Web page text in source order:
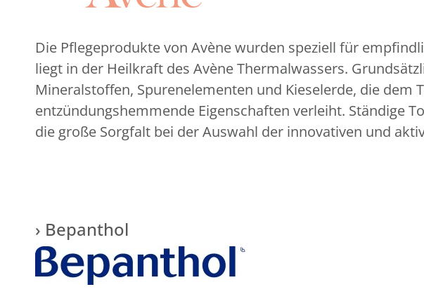
Die Pflegeprodukte von Avène wurden speziell für
liegt in der Heilkraft des Avène Thermalwassers.
Mineralstoffen, Spurenelementen und Kieselerde, die
entzündungshemmende Eigenschaften verleiht. Ständige
die große Sorgfalt bei der Auswahl der innovativen und
› Bepanthol